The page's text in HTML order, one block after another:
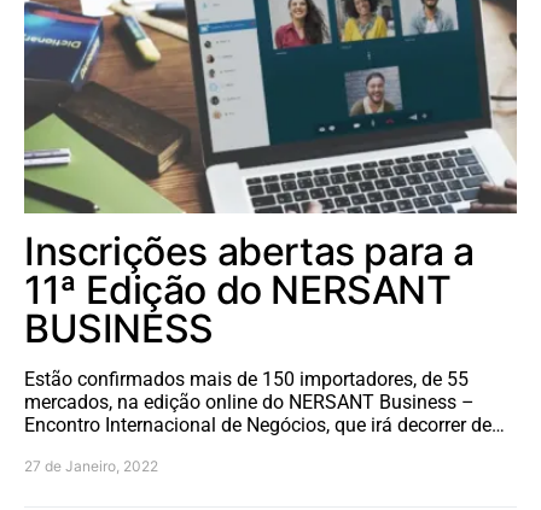
Inscrições abertas para a
11ª Edição do NERSANT
BUSINESS
Estão confirmados mais de 150 importadores, de 55
mercados, na edição online do NERSANT Business –
Encontro Internacional de Negócios, que irá decorrer de…
27 de Janeiro, 2022